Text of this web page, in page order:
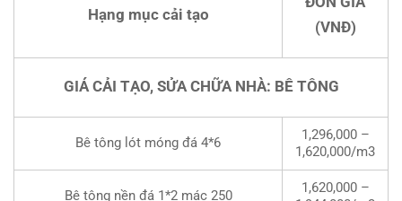
Hạng mục cải tạo
(VNĐ)
GIÁ CẢI TẠO, SỬA CHỮA NHÀ: BÊ TÔNG
Bê tông lót móng đá 4*6
1,296,000 –
1,620,000/m3
Bê tông nền đá 1*2 mác 250
1,620,000 –